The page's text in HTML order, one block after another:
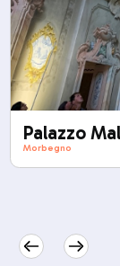
Palazzo
Morbegno